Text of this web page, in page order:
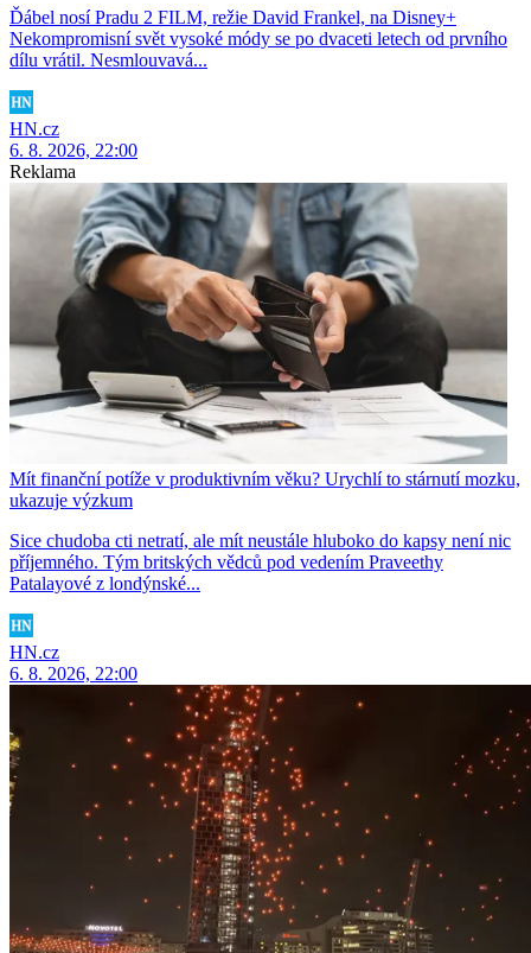
Ďábel nosí Pradu 2 FILM, režie David Frankel, na Disney+
Nekompromisní svět vysoké módy se po dvaceti letech od prvního
dílu vrátil. Nesmlouvavá...
HN.cz
6. 8. 2026, 22:00
Reklama
Mít finanční potíže v produktivním věku? Urychlí to stárnutí mozku,
ukazuje výzkum
Sice chudoba cti netratí, ale mít neustále hluboko do kapsy není nic
příjemného. Tým britských vědců pod vedením Praveethy
Patalayové z londýnské...
HN.cz
6. 8. 2026, 22:00